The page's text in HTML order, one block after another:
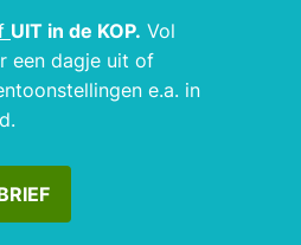
UIT in de KOP. Vol
een dagje uit of
e.a. in